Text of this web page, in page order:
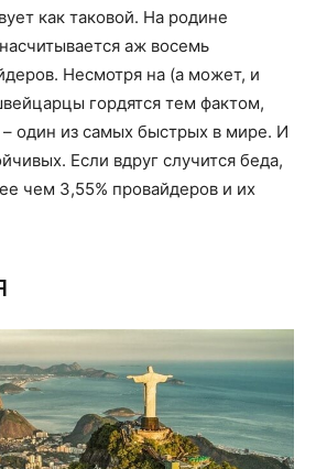
как таковой. На родине
аж восемь
Несмотря на (а может, и
гордятся тем фактом,
– один из самых быстрых в мире. И
Если вдруг случится беда,
чем 3,55% провайдеров и их